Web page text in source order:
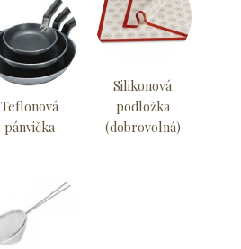
Teflonová
pánvička
Silikonová
podložka
(dobrovolná)